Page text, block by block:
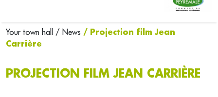
Your town hall / News / Projection film Jean
Carrière
PROJECTION FILM JEAN CARRIÈRE